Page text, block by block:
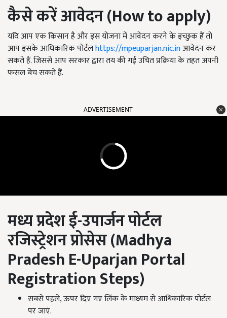
कैसे करें आवेदन (How to apply)
यदि आप एक किसान है और इस योजना में आवेदन करने के इच्छुक हैं तो
आप इसके आधिकारिक पोर्टलhttps://mpeuparjan.nic.inआवेदन कर
सकते हैं. जिससे आप सरकार द्वारा तय की गई उचित प्रक्रिया के तहत अपनी
फसल बेच सकते हैं.
ADVERTISEMENT
मध्य प्रदेश ई-उपार्जन पोर्टल
रजिस्ट्रेशन प्रोसेस (Madhya
Pradesh E-Uparjan Portal
Registration Steps)
सबसे पहले, ऊपर दिए गए लिंक के माध्यम से आधिकारिक पोर्टल
पर जाएं.